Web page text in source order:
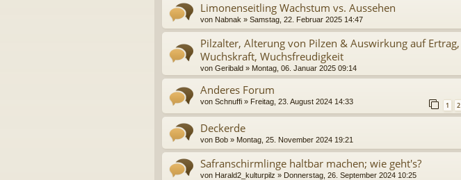
Limonenseitling Wachstum vs. Aussehen
von Nabnak » Samstag, 22. Februar 2025 14:47
Pilzalter, Alterung von Pilzen & Auswirkung auf Ertrag,
Wuchskraft, Wuchsfreudigkeit
von Geribald » Montag, 06. Januar 2025 09:14
Anderes Forum
von Schnuffi » Freitag, 23. August 2024 14:33 1 2
Deckerde
von Bob » Montag, 25. November 2024 19:21
Safranschirmlinge haltbar machen; wie geht's?
von Harald2_kulturpilz » Donnerstag, 26. September 2024 10:25